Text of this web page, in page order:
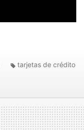
tarjetas de crédito